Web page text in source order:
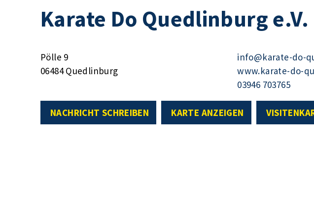
Karate Do Quedlinburg e.V.
Pölle 9
06484 Quedlinburg
info@karate-do-
www.karate-do-
03946 703765
NACHRICHT SCHREIBEN KARTE ANZEIGEN